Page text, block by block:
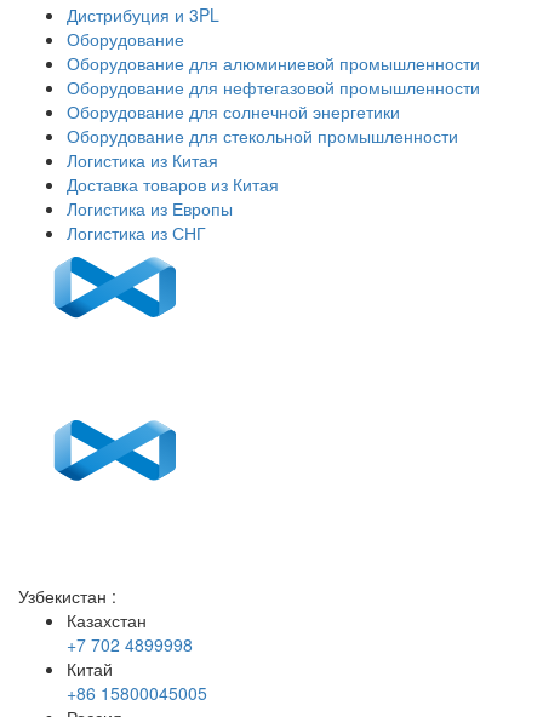
Дистрибуция и 3PL
Оборудование
Оборудование для алюминиевой промышленности
Оборудование для нефтегазовой промышленности
Оборудование для солнечной энергетики
Оборудование для стекольной промышленности
Логистика из Китая
Доставка товаров из Китая
Логистика из Европы
Логистика из СНГ
Узбекистан :
Казахстан
+7 702 4899998
Китай
+86 15800045005